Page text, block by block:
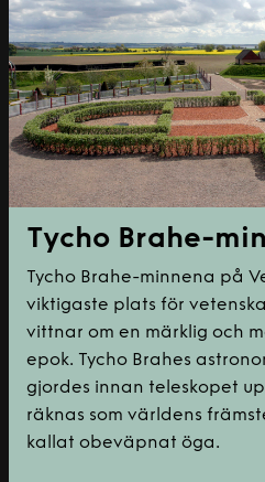
Tycho Brahe-
Tycho Brahe-minnena på
viktigaste plats för
vittnar om en märklig och
epok. Tycho Brahes
gjordes innan teleskopet
räknas som världens
kallat obeväpnat öga.